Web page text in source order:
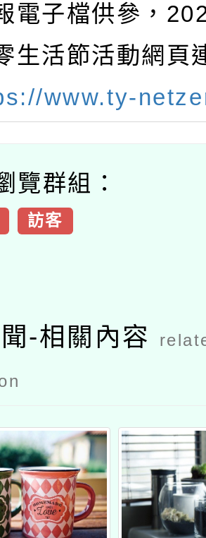
電子檔供參，
生活節活動網頁
www.ty-
覽群組：
訪客
-相關內容